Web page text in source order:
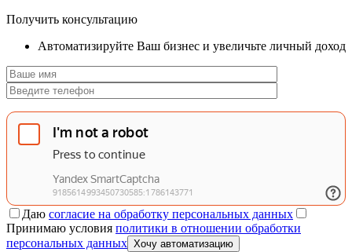
Получить консультацию
Автоматизируйте Ваш бизнес и увеличьте личный доход
Даю согласие на обработку персональных данных
Принимаю условия политики в отношении обработки
персональных данных Хочу автоматизацию